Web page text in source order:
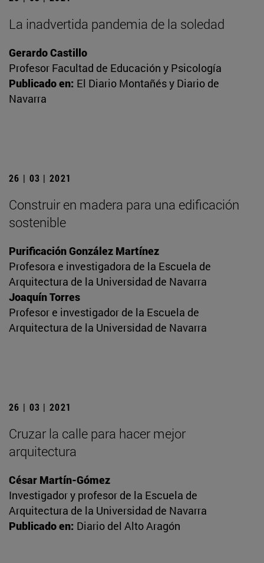
La inadvertida pandemia de la soledad
Gerardo Castillo
Profesor Facultad de Educación y Psicología
Publicado en: El Diario Montañés y Diario de
Navarra
26 | 03 | 2021
Construir en madera para una edificación
sostenible
Purificación González Martínez
Profesora e investigadora de la Escuela de
Arquitectura de la Universidad de Navarra
Joaquín Torres
Profesor e investigador de la Escuela de
Arquitectura de la Universidad de Navarra
26 | 03 | 2021
Cruzar la calle para hacer mejor
arquitectura
César Martín-Gómez
Investigador y profesor de la Escuela de
Arquitectura de la Universidad de Navarra
Publicado en: Diario del Alto Aragón